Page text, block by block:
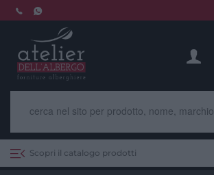
Skip
to
Scopri il catalogo prodotti